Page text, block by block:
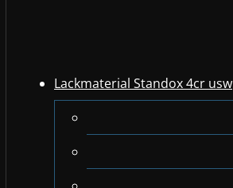
Lackmaterial Standox 4cr usw